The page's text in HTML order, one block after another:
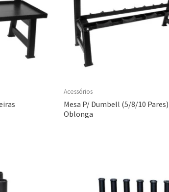
Acessórios
Mesa P/ Dumbell (5/8/10 Pares)
Oblonga